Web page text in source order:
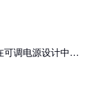
可调电源设计中的